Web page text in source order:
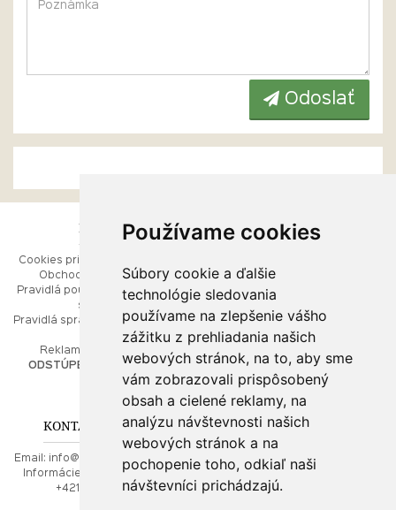
Používame cookies
Súbory cookie a ďalšie
technológie sledovania
používame na zlepšenie vášho
zážitku z prehliadania našich
webových stránok, na to, aby sme
vám zobrazovali prispôsobený
obsah a cielené reklamy, na
analýzu návštevnosti našich
webových stránok a na
pochopenie toho, odkiaľ naši
návštevníci prichádzajú.
Odoslať
ESHOP
Cookies pri prezeraní stránok
Obchodné podmienky
Pravidlá používania webových
stránok
Pravidlá spracúvania osobných
Reklamačný poriadok
ODSTÚPENIE OD ZMLUVY
RÝCHLE MENU
Ako balíme Vaše šperky
Kontaktujte nás
PORADŇA
Ako nakupovať
O drahých kovoch
Doprava a poštovné
KONTAKT NA NÁS
Email:
info@najkrajsiesperky.sk
Informácie:
+421917 881556,
+421556224323